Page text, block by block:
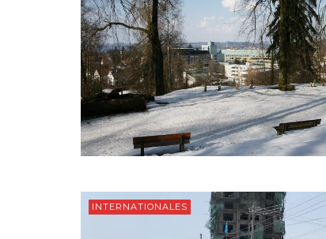
INTERNATIONALES